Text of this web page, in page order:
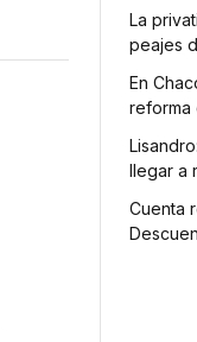
La
peajes
En
reforma
llegar a
Cuenta